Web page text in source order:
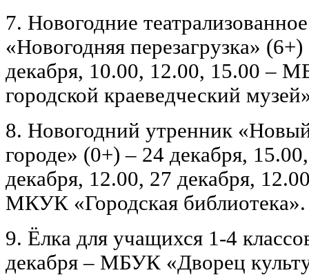
7. Новогодние
«Новогодняя перезагрузка»
декабря, 10.00, 12.00, 15.00 –
городской краеведческий
8. Новогодний утренник
городе» (0+) – 24 декабря,
декабря, 12.00, 27 декабря,
МКУК «Городская библиотека».
9. Ёлка для учащихся 1-4
декабря – МБУК «Дворец